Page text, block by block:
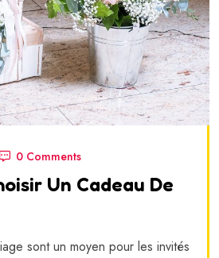
0 Comments
Un Cadeau De
sont un moyen pour les invités